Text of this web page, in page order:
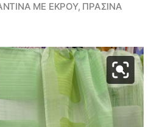
ΜΕ ΕΚΡΟΎ, ΠΡΆΣΙΝΑ